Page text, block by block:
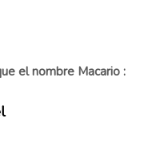
el nombre Macario :